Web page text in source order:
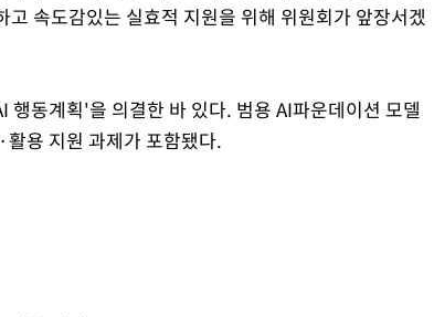
속도감있는 실효적 지원을 위해 위원회가 앞장서겠
동계획'을 의결한 바 있다. 범용 AI파운데이션 모델
용 지원 과제가 포함됐다.